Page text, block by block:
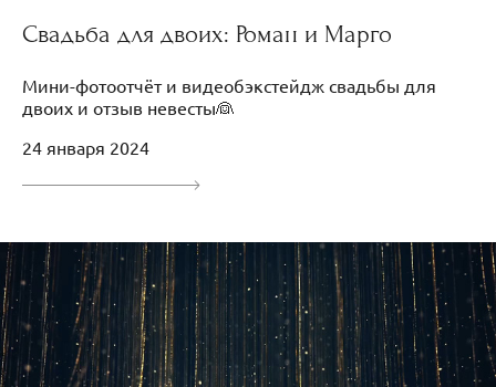
Свадьба для двоих: Роман и Марго
Мини-фотоотчёт и видеобэкстейдж свадьбы для
двоих и отзыв невесты👰
24 января 2024